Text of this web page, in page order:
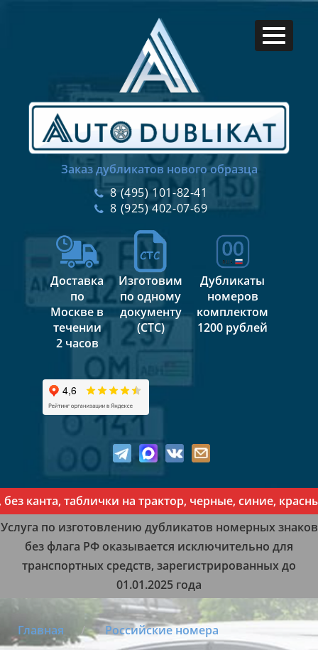
Заказ дубликатов нового образца
8 (495) 101-82-41
8 (925) 402-07-69
Доставка
по
Москве в
течении
2 часов
Изготовим
по одному
документу
(СТС)
Дубликаты
номеров
комплектом
1200 рублей
таблички на трактор, черные, синие, красные,
Услуга по изготовлению дубликатов номерных знаков
без флага РФ оказывается исключительно для
транспортных средств, зарегистрированных до
01.01.2025 года
Главная
Российские номера